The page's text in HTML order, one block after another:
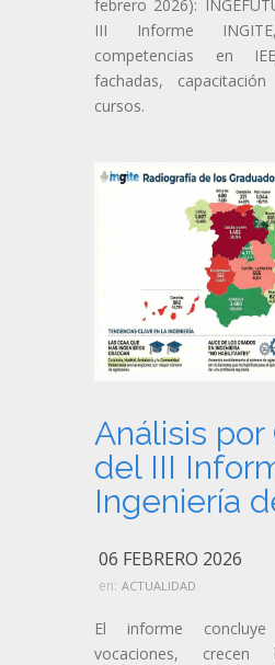
febrero 2026):
III Informe
competencias en
fachadas,
cursos.
Análisis por
del III
Ingeniería
06 FEBRERO 2026
en: ACTUALIDAD
El informe
vocaciones,